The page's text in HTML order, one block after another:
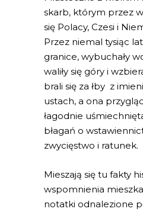
skarb, którym przez
się Polacy, Czesi i
Przez niemal tysiąc
granice, wybuchały
waliły się góry i
brali się za łby z
ustach, a ona
łagodnie
błagań o
zwycięstwo i ratunek.
Mieszają się tu fakty
wspomnienia
notatki odnalezione